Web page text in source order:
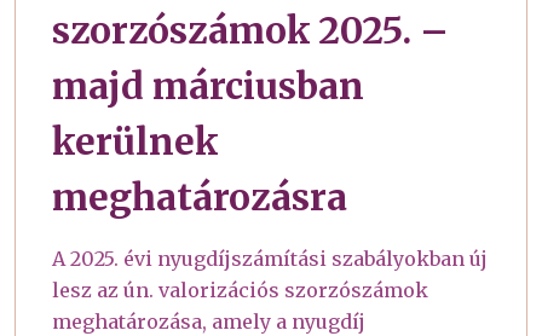
szorzószámok 2025. –
majd márciusban
kerülnek
meghatározásra
A 2025. évi nyugdíjszámítási szabályokban új
lesz az ún. valorizációs szorzószámok
meghatározása, amely a nyugdíj